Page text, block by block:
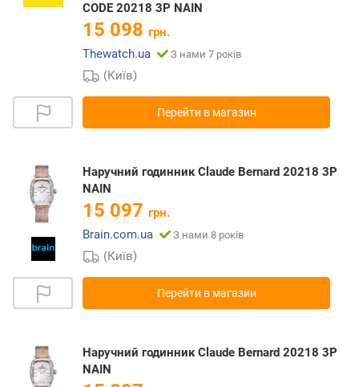
CODE 20218 3P NAIN
15 098 грн.
Thewatch.ua
З нами 7 років
(Київ)
Перейти в магазин
Наручний годинник Claude Bernard 20218 3P
NAIN
15 097 грн.
Brain.com.ua
З нами 8 років
(Київ)
Перейти в магазин
Наручний годинник Claude Bernard 20218 3P
NAIN